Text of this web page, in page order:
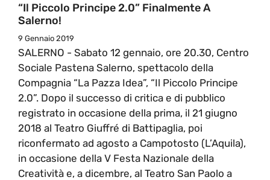
“Il Piccolo Principe 2.0” Finalmente A
Salerno!
9 Gennaio 2019
SALERNO - Sabato 12 gennaio, ore 20.30, Centro
Sociale Pastena Salerno, spettacolo della
Compagnia “La Pazza Idea”, “Il Piccolo Principe
2.0”. Dopo il successo di critica e di pubblico
registrato in occasione della prima, il 21 giugno
2018 al Teatro Giuffré di Battipaglia, poi
riconfermato ad agosto a Campotosto (L’Aquila),
in occasione della V Festa Nazionale della
Creatività e, a dicembre, al Teatro San Paolo a